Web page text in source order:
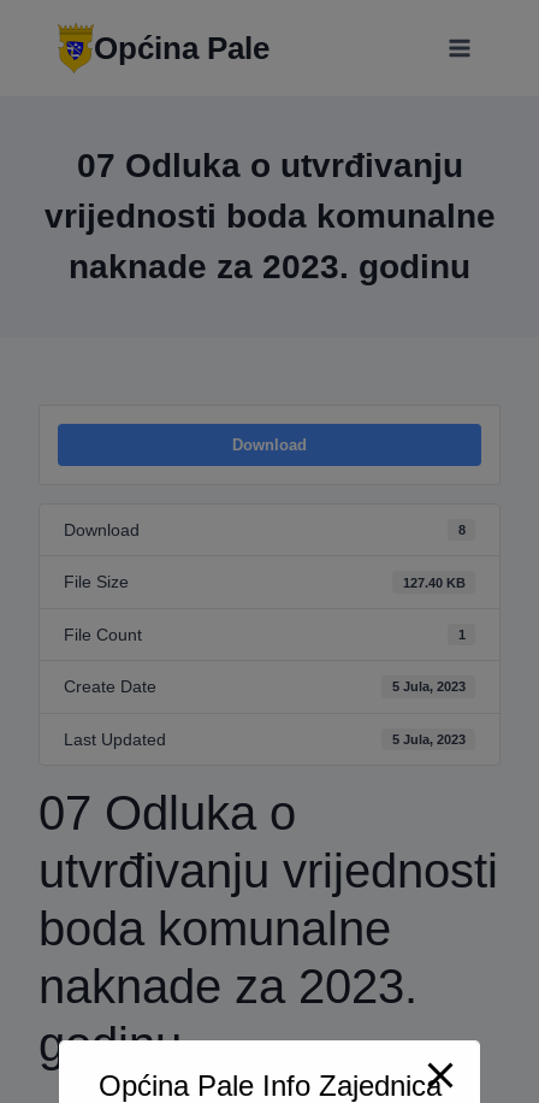
Općina Pale
07 Odluka o utvrđivanju
vrijednosti boda komunalne
naknade za 2023. godinu
Download
Download 8
File Size 127.40 KB
File Count 1
Create Date 5 Jula, 2023
Last Updated 5 Jula, 2023
07 Odluka o
utvrđivanju vrijednosti
boda komunalne
naknade za 2023.
godinu
Općina Pale Info Zajednica